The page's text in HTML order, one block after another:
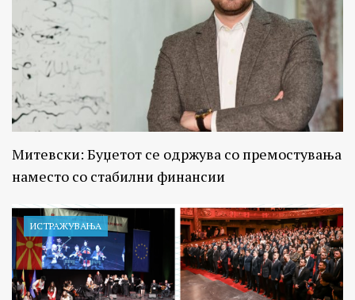
Митевски: Буџетот се одржува со премостувања
наместо со стабилни финансии
ИСТРАЖУВАЊA